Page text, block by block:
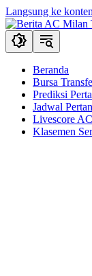
Langsung ke konten
Beranda
Bursa
Prediksi
Jadwal
Livescore
Klasemen